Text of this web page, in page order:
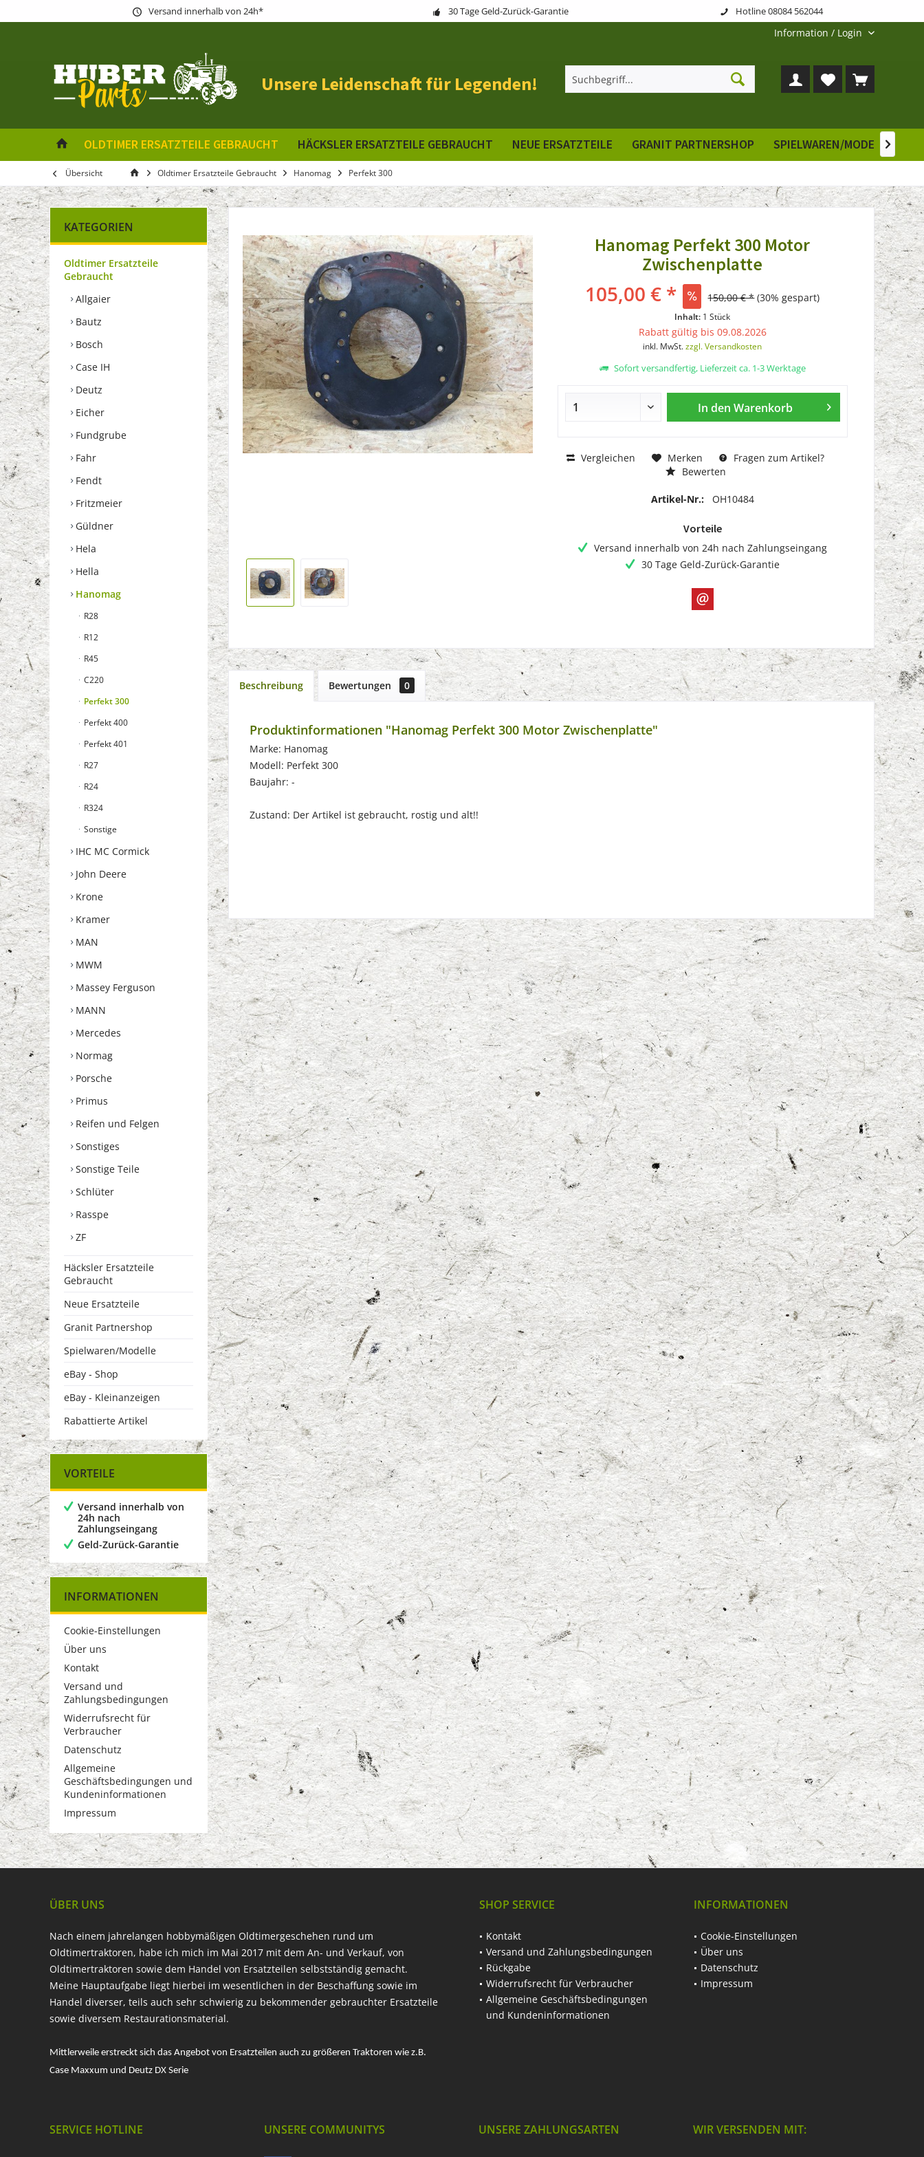
Versand innerhalb von 24h* 30 Tage Geld-Zurück-Garantie Hotline 08084 562044
Information / Login
Unsere Leidenschaft für Legenden!
OLDTIMER ERSATZTEILE GEBRAUCHT HÄCKSLER ERSATZTEILE GEBRAUCHT NEUE ERSATZTEILE GRANIT PARTNERSHOP SPIELWAREN/MODELLE

Übersicht Oldtimer Ersatzteile Gebraucht Hanomag Perfekt 300
KATEGORIEN
Oldtimer Ersatzteile
Gebraucht
Allgaier
Bautz
Bosch
Case IH
Deutz
Eicher
Fundgrube
Fahr
Fendt
Fritzmeier
Güldner
Hela
Hella
Hanomag
R28
R12
R45
C220
Perfekt 300
Perfekt 400
Perfekt 401
R27
R24
R324
Sonstige
IHC MC Cormick
John Deere
Krone
Kramer
MAN
MWM
Massey Ferguson
MANN
Mercedes
Normag
Porsche
Primus
Reifen und Felgen
Sonstiges
Sonstige Teile
Schlüter
Rasspe
ZF
Häcksler Ersatzteile
Gebraucht
Neue Ersatzteile
Granit Partnershop
Spielwaren/Modelle
eBay - Shop
eBay - Kleinanzeigen
Rabattierte Artikel
VORTEILE
Versand innerhalb von
24h nach
Zahlungseingang
Geld-Zurück-Garantie
INFORMATIONEN
Cookie-Einstellungen
Über uns
Kontakt
Versand und
Zahlungsbedingungen
Widerrufsrecht für
Verbraucher
Datenschutz
Allgemeine
Geschäftsbedingungen und
Kundeninformationen
Impressum
Hanomag Perfekt 300 Motor
Zwischenplatte
105,00 € * 150,00 € * (30% gespart)
Inhalt: 1 Stück
Rabatt gültig bis 09.08.2026
inkl. MwSt.zzgl. Versandkosten
Sofort versandfertig, Lieferzeit ca. 1-3 Werktage
In den Warenkorb
Vergleichen Merken
Fragen zum Artikel?
Bewerten
Artikel-Nr.: OH10484
Vorteile
Versand innerhalb von 24h nach Zahlungseingang
30 Tage Geld-Zurück-Garantie
Beschreibung Bewertungen 0
Produktinformationen "Hanomag Perfekt 300 Motor Zwischenplatte"
Marke: Hanomag
Modell: Perfekt 300
Baujahr: -
Zustand: Der Artikel ist gebraucht, rostig und alt!!
ÜBER UNS
Nach einem jahrelangen hobbymäßigen Oldtimergeschehen rund um
Oldtimertraktoren, habe ich mich im Mai 2017 mit dem An- und Verkauf, von
Oldtimertraktoren sowie dem Handel von Ersatzteilen selbstständig gemacht.
Meine Hauptaufgabe liegt hierbei im wesentlichen in der Beschaffung sowie im
Handel diverser, teils auch sehr schwierig zu bekommender gebrauchter Ersatzteile
sowie diversem Restaurationsmaterial.
Mittlerweile erstreckt sich das Angebot von Ersatzteilen auch zu größeren Traktoren wie z.B.
Case Maxxum und Deutz DX Serie
SHOP SERVICE
Kontakt
Versand und Zahlungsbedingungen
Rückgabe
Widerrufsrecht für Verbraucher
Allgemeine Geschäftsbedingungen
und Kundeninformationen
INFORMATIONEN
Cookie-Einstellungen
Über uns
Datenschutz
Impressum
SERVICE HOTLINE UNSERE COMMUNITYS UNSERE ZAHLUNGSARTEN WIR VERSENDEN MIT: